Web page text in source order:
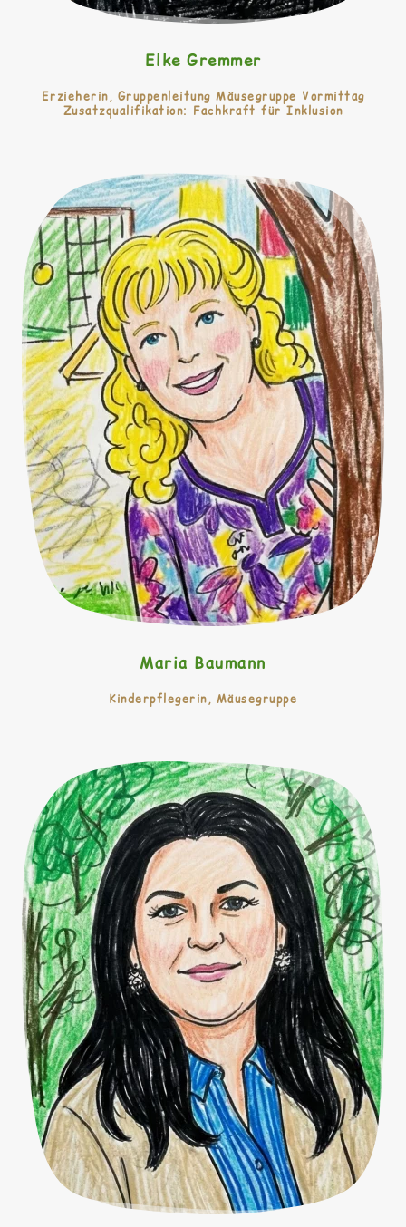
Elke Gremmer
Erzieherin, Gruppenleitung Mäusegruppe Vormittag
Zusatzqualifikation: Fachkraft für Inklusion
Maria Baumann
Kinderpflegerin, Mäusegruppe